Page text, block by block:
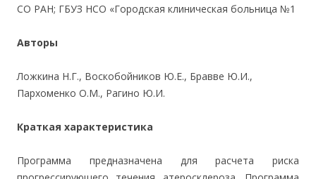
СО РАН; ГБУЗ НСО «Городская клиническая больница №1
Авторы
Ложкина Н.Г., Воскобойников Ю.Е., Бравве Ю.И.,
Пархоменко О.М., Рагино Ю.И.
Краткая характеристика
Программа предназначена для расчета риска